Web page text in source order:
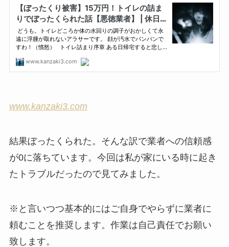
www.kanzaki3.com
結果ぼったくられた。そんな訳で業者への信頼感
が0に落ちています。今回は私が家にいる時に起き
たトラブルだったので見てみました。
※と言いつつ基本的にはご自身でやらずに業者に
頼むことを推奨します。作業は自己責任でお願い
致します。